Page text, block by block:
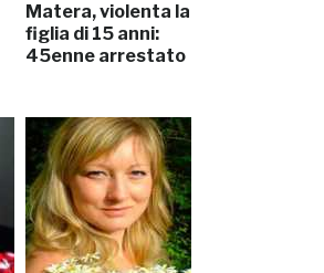
Matera, violenta la
figlia di 15 anni:
45enne arrestato